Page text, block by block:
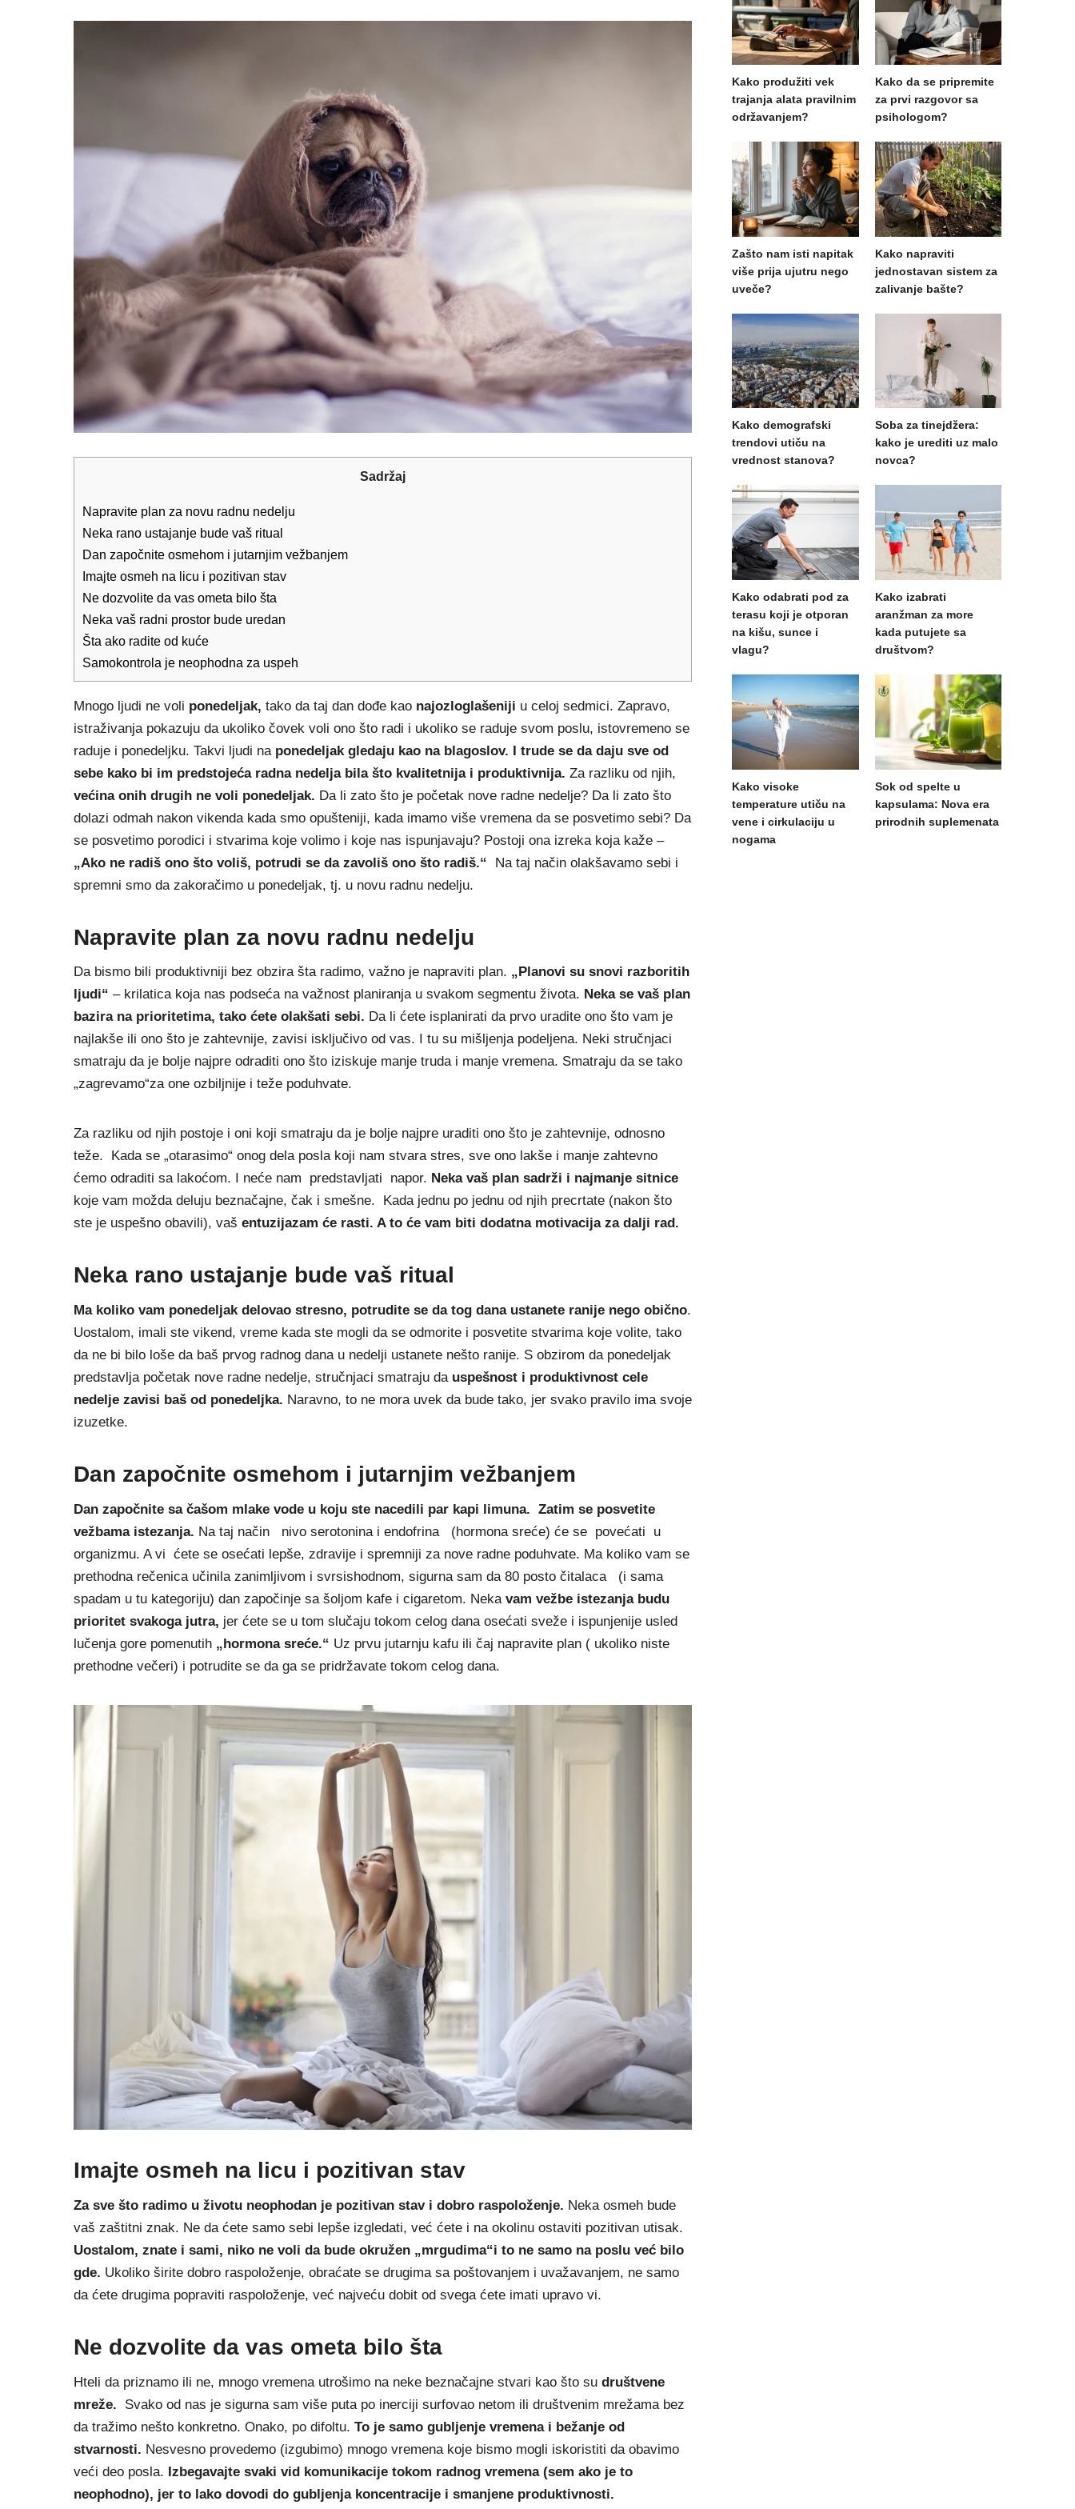
Sadržaj
Napravite plan za novu radnu nedelju
Neka rano ustajanje bude vaš ritual
Dan započnite osmehom i jutarnjim vežbanjem
Imajte osmeh na licu i pozitivan stav
Ne dozvolite da vas ometa bilo šta
Neka vaš radni prostor bude uredan
Šta ako radite od kuće
Samokontrola je neophodna za uspeh
Mnogo ljudi ne voli ponedeljak, tako da taj dan dođe kao najozloglašeniji u celoj sedmici. Zapravo,
istraživanja pokazuju da ukoliko čovek voli ono što radi i ukoliko se raduje svom poslu, istovremeno se
raduje i ponedeljku. Takvi ljudi na ponedeljak gledaju kao na blagoslov. I trude se da daju sve od
sebe kako bi im predstojeća radna nedelja bila što kvalitetnija i produktivnija. Za razliku od njih,
većina onih drugih ne voli ponedeljak. Da li zato što je početak nove radne nedelje? Da li zato što
dolazi odmah nakon vikenda kada smo opušteniji, kada imamo više vremena da se posvetimo sebi? Da
se posvetimo porodici i stvarima koje volimo i koje nas ispunjavaju? Postoji ona izreka koja kaže –
„Ako ne radiš ono što voliš, potrudi se da zavoliš ono što radiš.“ Na taj način olakšavamo sebi i
spremni smo da zakoračimo u ponedeljak, tj. u novu radnu nedelju.
Napravite plan za novu radnu nedelju
Da bismo bili produktivniji bez obzira šta radimo, važno je napraviti plan. „Planovi su snovi razboritih
ljudi“ – krilatica koja nas podseća na važnost planiranja u svakom segmentu života. Neka se vaš plan
bazira na prioritetima, tako ćete olakšati sebi. Da li ćete isplanirati da prvo uradite ono što vam je
najlakše ili ono što je zahtevnije, zavisi isključivo od vas. I tu su mišljenja podeljena. Neki stručnjaci
smatraju da je bolje najpre odraditi ono što iziskuje manje truda i manje vremena. Smatraju da se tako
„zagrevamo“za one ozbiljnije i teže poduhvate.
Za razliku od njih postoje i oni koji smatraju da je bolje najpre uraditi ono što je zahtevnije, odnosno
teže. Kada se „otarasimo“ onog dela posla koji nam stvara stres, sve ono lakše i manje zahtevno
ćemo odraditi sa lakoćom. I neće nam predstavljati napor. Neka vaš plan sadrži i najmanje sitnice
koje vam možda deluju beznačajne, čak i smešne. Kada jednu po jednu od njih precrtate (nakon što
ste je uspešno obavili), vaš entuzijazam će rasti. A to će vam biti dodatna motivacija za dalji rad.
Neka rano ustajanje bude vaš ritual
Ma koliko vam ponedeljak delovao stresno, potrudite se da tog dana ustanete ranije nego obično.
Uostalom, imali ste vikend, vreme kada ste mogli da se odmorite i posvetite stvarima koje volite, tako
da ne bi bilo loše da baš prvog radnog dana u nedelji ustanete nešto ranije. S obzirom da ponedeljak
predstavlja početak nove radne nedelje, stručnjaci smatraju da uspešnost i produktivnost cele
nedelje zavisi baš od ponedeljka. Naravno, to ne mora uvek da bude tako, jer svako pravilo ima svoje
izuzetke.
Dan započnite osmehom i jutarnjim vežbanjem
Dan započnite sa čašom mlake vode u koju ste nacedili par kapi limuna. Zatim se posvetite
vežbama istezanja. Na taj način
nivo serotonina i endofrina (hormona sreće) će se povećati u
organizmu. A vi ćete se osećati lepše, zdravije i spremniji za nove radne poduhvate. Ma koliko vam se
prethodna rečenica učinila zanimljivom i svrsishodnom, sigurna sam da 80 posto čitalaca (i sama
spadam u tu kategoriju) dan započinje sa šoljom kafe i cigaretom. Neka vam vežbe istezanja budu
prioritet svakoga jutra, jer ćete se u tom slučaju tokom celog dana osećati sveže i ispunjenije usled
lučenja gore pomenutih „hormona sreće.“ Uz prvu jutarnju kafu ili čaj napravite plan ( ukoliko niste
prethodne večeri) i potrudite se da ga se pridržavate tokom celog dana.
Imajte osmeh na licu i pozitivan stav
Za sve što radimo u životu neophodan je pozitivan stav i dobro raspoloženje. Neka osmeh bude
vaš zaštitni znak. Ne da ćete samo sebi lepše izgledati, već ćete i na okolinu ostaviti pozitivan utisak.
Uostalom, znate i sami, niko ne voli da bude okružen „mrgudima“i to ne samo na poslu već bilo
gde. Ukoliko širite dobro raspoloženje, obraćate se drugima sa poštovanjem i uvažavanjem, ne samo
da ćete drugima popraviti raspoloženje, već najveću dobit od svega ćete imati upravo vi.
Ne dozvolite da vas ometa bilo šta
Hteli da priznamo ili ne, mnogo vremena utrošimo na neke beznačajne stvari kao što su društvene
mreže. Svako od nas je sigurna sam više puta po inerciji surfovao netom ili društvenim mrežama bez
da tražimo nešto konkretno. Onako, po difoltu. To je samo gubljenje vremena i bežanje od
stvarnosti. Nesvesno provedemo (izgubimo) mnogo vremena koje bismo mogli iskoristiti da obavimo
veći deo posla. Izbegavajte svaki vid komunikacije tokom radnog vremena (sem ako je to
neophodno), jer to lako dovodi do gubljenja koncentracije i smanjene produktivnosti.
Kako produžiti vek
trajanja alata pravilnim
održavanjem?
Kako da se pripremite
za prvi razgovor sa
psihologom?
Zašto nam isti napitak
više prija ujutru nego
uveče?
Kako napraviti
jednostavan sistem za
zalivanje bašte?
Kako demografski
trendovi utiču na
vrednost stanova?
Soba za tinejdžera:
kako je urediti uz malo
novca?
Kako odabrati pod za
terasu koji je otporan
na kišu, sunce i
vlagu?
Kako izabrati
aranžman za more
kada putujete sa
društvom?
Kako visoke
temperature utiču na
vene i cirkulaciju u
nogama
Sok od spelte u
kapsulama: Nova era
prirodnih suplemenata